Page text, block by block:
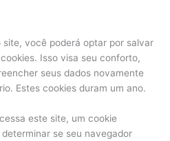
você poderá optar por salvar
Isso visa seu conforto,
seus dados novamente
Estes cookies duram um ano.
este site, um cookie
se seu navegador